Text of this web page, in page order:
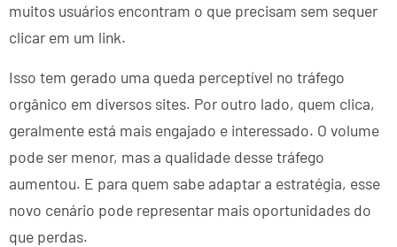
muitos usuários encontram o que precisam sem sequer
clicar em um link.
Isso tem gerado uma queda perceptível no tráfego
orgânico em diversos sites. Por outro lado, quem clica,
geralmente está mais engajado e interessado. O volume
pode ser menor, mas a qualidade desse tráfego
aumentou. E para quem sabe adaptar a estratégia, esse
novo cenário pode representar mais oportunidades do
que perdas.